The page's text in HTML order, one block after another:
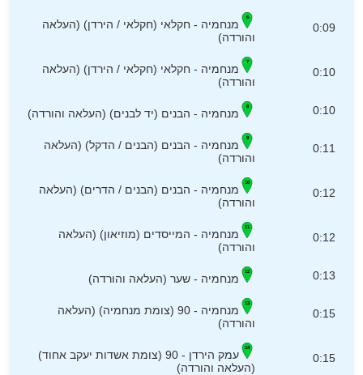
0:09
מנחמיה - חקלאי (חקלאי / הירדן) (העלאה
והורדה)
0:10
מנחמיה - חקלאי (חקלאי / הירדן) (העלאה
והורדה)
0:10 מנחמיה - הבנים (יד לבנים) (העלאה והורדה)
0:11
מנחמיה - הבנים (הבנים / הדקל) (העלאה
והורדה)
0:12
מנחמיה - הבנים (הבנים / הדרים) (העלאה
והורדה)
0:12
מנחמיה - המייסדים (מוזיאון) (העלאה
והורדה)
0:13 מנחמיה - שער (העלאה והורדה)
0:15
מנחמיה - 90 (צומת מנחמיה) (העלאה
והורדה)
0:15
עמק הירדן - 90 (צומת אשדות יעקב אחוד)
(העלאה והורדה)